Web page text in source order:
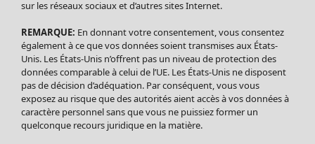
Tous les vêtements
Robes
Tuniques
Blouses
Tops
Gilets
Pantalon
Jupes
sur les réseaux sociaux et d’autres sites Internet.
REMARQUE: En donnant votre consentement, vous consentez
également à ce que vos données soient transmises aux États-
Unis. Les États-Unis n’offrent pas un niveau de protection des
données comparable à celui de l’UE. Les États-Unis ne disposent
pas de décision d’adéquation. Par conséquent, vous vous
exposez au risque que des autorités aient accès à vos données à
caractère personnel sans que vous ne puissiez former un
quelconque recours juridique en la matière.